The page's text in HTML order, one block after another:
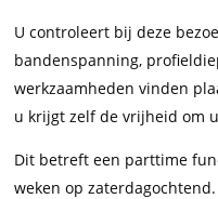
U controleert bij deze
bandenspanning,
werkzaamheden vinden
u krijgt zelf de vrijheid om
Dit betreft een parttime
weken op zaterdagochtend.